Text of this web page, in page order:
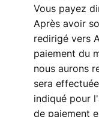
Vous payez
Après avoir
redirigé vers
paiement du
nous aurons
sera
indiqué pour
de paiement